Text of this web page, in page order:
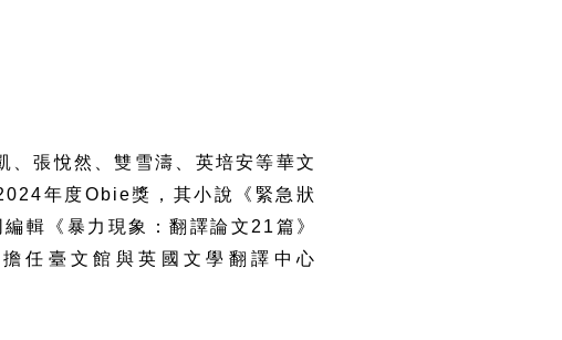
、張悅然、雙雪濤、英培安等華文
年度Obie獎，其小說《緊急狀
編輯《暴力現象：翻譯論文 21 篇》
任臺文館與英國文學翻譯中心